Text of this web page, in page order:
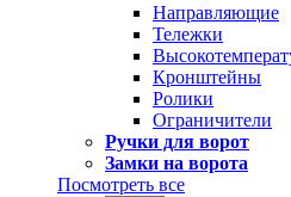
Направляющие
Тележки
Кронштейны
Ролики
Ограничители
Ручки для ворот
Замки на ворота
Посмотреть все